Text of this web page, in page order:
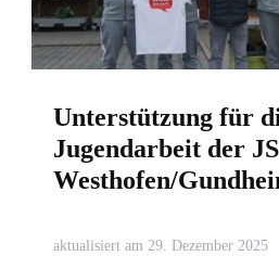
Unterstützung für
Jugendarbeit der
Westhofen/
aktualisiert am 29. Dezember 2025